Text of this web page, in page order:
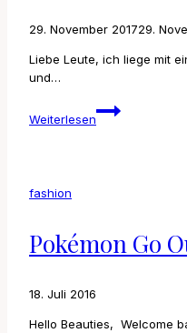
29. November 201729.
Liebe Leute, ich liege mit
und…
Weiterlesen
My
favorite
fashion
Pokémon Go
18. Juli 2016
Hello Beauties, Welcome